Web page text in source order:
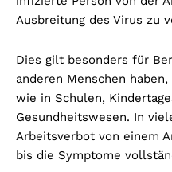
Ausbreitung des Virus zu
Dies gilt besonders für
anderen Menschen
wie in Schulen,
Gesundheitswesen. In
Arbeitsverbot von einem
bis die Symptome